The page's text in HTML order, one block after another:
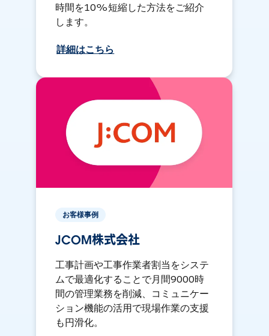
時間を10%短縮した方法をご紹介
します。
詳細はこちら
お客様事例
JCOM株式会社
工事計画や工事作業者割当をシステ
ムで最適化することで月間9000時
間の管理業務を削減、コミュニケー
ション機能の活用で現場作業の支援
も円滑化。